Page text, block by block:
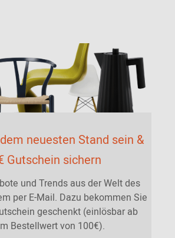
neuesten Stand sein &
Gutschein sichern
und Trends aus der Welt des
per E-Mail. Dazu bekommen Sie
geschenkt (einlösbar ab
Bestellwert von 100€).